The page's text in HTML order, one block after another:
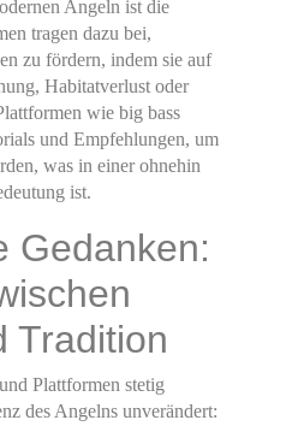
Angeln ist die
tragen dazu bei,
zu fördern, indem sie auf
Habitatverlust oder
wie big bass
und Empfehlungen, um
was in einer ohnehin
ist.
Gedanken:
Tradition
Plattformen stetig
des Angelns unverändert: